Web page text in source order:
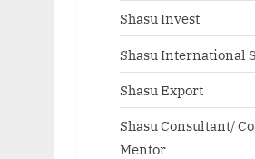
Shasu Invest
Shasu International
Shasu Export
Shasu Consultant/
Mentor